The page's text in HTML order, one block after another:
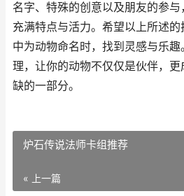
名字、特殊的创意以及朋友的参
充满特点与活力。希望以上所述
中为动物命名时，找到灵感与乐
理，让你的动物不仅仅是伙伴，
缺的一部分。
炉石传说法师卡组推荐
« 上一篇